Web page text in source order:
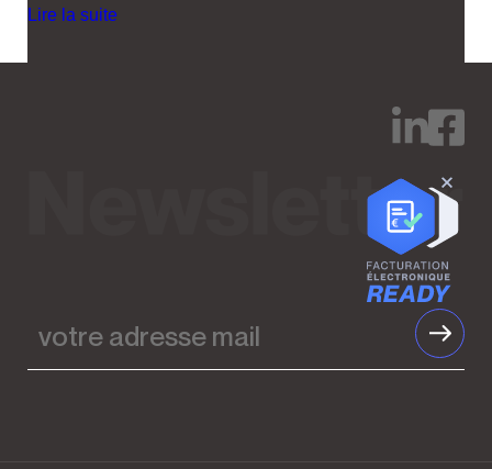
Lire la suite
adresse
mail